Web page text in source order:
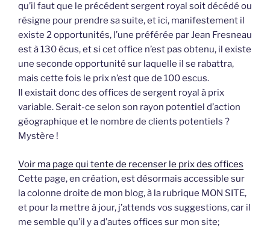
qu’il faut que le précédent sergent royal soit décédé ou
résigne pour prendre sa suite, et ici, manifestement il
existe 2 opportunités, l’une préférée par Jean Fresneau
est à 130 écus, et si cet office n’est pas obtenu, il existe
une seconde opportunité sur laquelle il se rabattra,
mais cette fois le prix n’est que de 100 escus.
Il existait donc des offices de sergent royal à prix
variable. Serait-ce selon son rayon potentiel d’action
géographique et le nombre de clients potentiels ?
Mystère !
Voir ma page qui tente de recenser le prix des offices
Cette page, en création, est désormais accessible sur
la colonne droite de mon blog, à la rubrique MON SITE,
et pour la mettre à jour, j’attends vos suggestions, car il
me semble qu’il y a d’autes offices sur mon site;